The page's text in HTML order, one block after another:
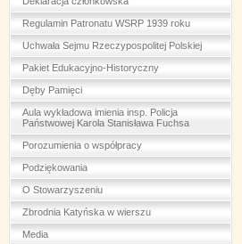
Regulamin Patronatu WSRP 1939 roku
Uchwała Sejmu Rzeczypospolitej Polskiej
Pakiet Edukacyjno-Historyczny
Dęby Pamięci
Aula wykładowa imienia insp. Policja
Państwowej Karola Stanisława Fuchsa
Porozumienia o współpracy
Podziękowania
O Stowarzyszeniu
Zbrodnia Katyńska w wierszu
Media